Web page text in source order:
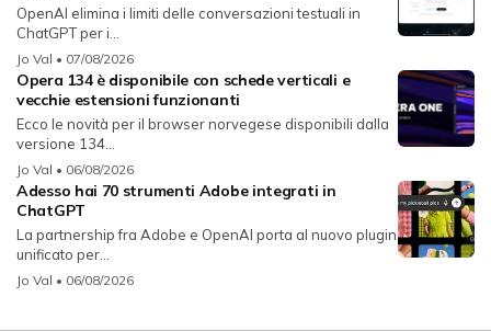
OpenAI elimina i limiti delle conversazioni testuali in
ChatGPT per i...
Jo Val • 07/08/2026
Opera 134 è disponibile con schede verticali e
vecchie estensioni funzionanti
Ecco le novità per il browser norvegese disponibili dalla
versione 134...
Jo Val • 06/08/2026
Adesso hai 70 strumenti Adobe integrati in
ChatGPT
La partnership fra Adobe e OpenAI porta al nuovo plugin
unificato per...
Jo Val • 06/08/2026